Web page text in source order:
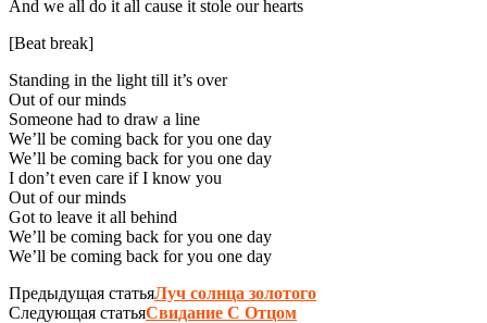
And we all do it all cause it stole our hearts
[Beat break]
Standing in the light till it’s over
Out of our minds
Someone had to draw a line
We’ll be coming back for you one day
We’ll be coming back for you one day
I don’t even care if I know you
Out of our minds
Got to leave it all behind
We’ll be coming back for you one day
We’ll be coming back for you one day
Предыдущая статьяЛуч солнца золотого
Следующая статьяСвидание С Отцом